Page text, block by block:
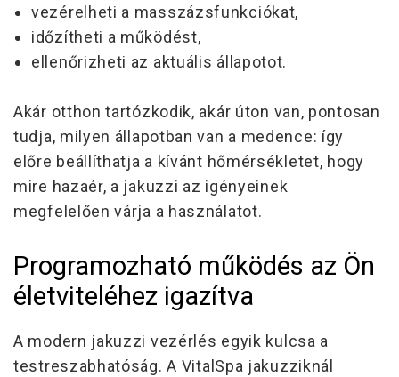
vezérelheti a masszázsfunkciókat,
időzítheti a működést,
ellenőrizheti az aktuális állapotot.
Akár otthon tartózkodik, akár úton van, pontosan
tudja, milyen állapotban van a medence: így
előre beállíthatja a kívánt hőmérsékletet, hogy
mire hazaér, a jakuzzi az igényeinek
megfelelően várja a használatot.
Programozható működés az Ön
életviteléhez igazítva
A modern jakuzzi vezérlés egyik kulcsa a
testreszabhatóság. A VitalSpa jakuzziknál